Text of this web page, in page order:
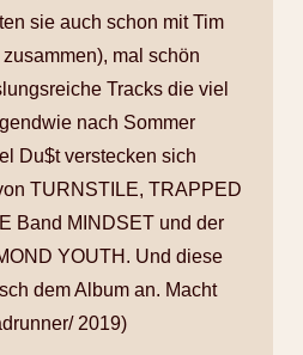
sie auch schon mit Tim
mal schön
Tracks die viel
nach Sommer
Du$t verstecken sich
TURNSTILE, TRAPPED
Band MINDSET und der
YOUTH. Und diese
dem Album an. Macht
2019)